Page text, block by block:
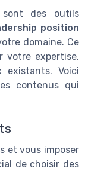
sont des outils
position
domaine. Ce
votre expertise,
Voici
contenus qui
et vous imposer
de choisir des